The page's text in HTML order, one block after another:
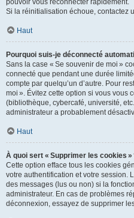
pouvoir vous reconnecter rapidement.
Si la réinitialisation échoue, contactez
Haut
Pourquoi suis-je déconnecté
Sans la case « Se souvenir de moi »
connecté que pendant une durée
compte par quelqu’un d’autre. Pour
moi ». Évitez cette option si vous vous
(bibliothèque, cybercafé, université,
administrateur a probablement
Haut
À quoi sert « Supprimer les cookies »
Cette option efface tous les cookies
votre authentification et votre session.
des messages (lus ou non) si la
administrateur. En cas de problèmes
déconnexion, essayez de supprimer